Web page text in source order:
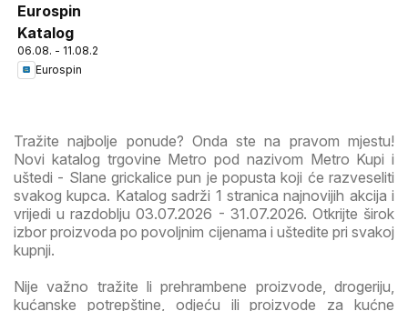
Eurospin
Katalog
06.08. - 11.08.2026
Eurospin
Tražite najbolje ponude? Onda ste na pravom mjestu!
Novi katalog trgovine Metro pod nazivom Metro Kupi i
uštedi - Slane grickalice pun je popusta koji će razveseliti
svakog kupca. Katalog sadrži 1 stranica najnovijih akcija i
vrijedi u razdoblju 03.07.2026 - 31.07.2026. Otkrijte širok
izbor proizvoda po povoljnim cijenama i uštedite pri svakoj
kupnji.
Nije važno tražite li prehrambene proizvode, drogeriju,
kućanske potrepštine, odjeću ili proizvode za kućne